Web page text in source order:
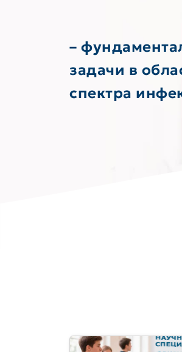
–
задачи в
спектра